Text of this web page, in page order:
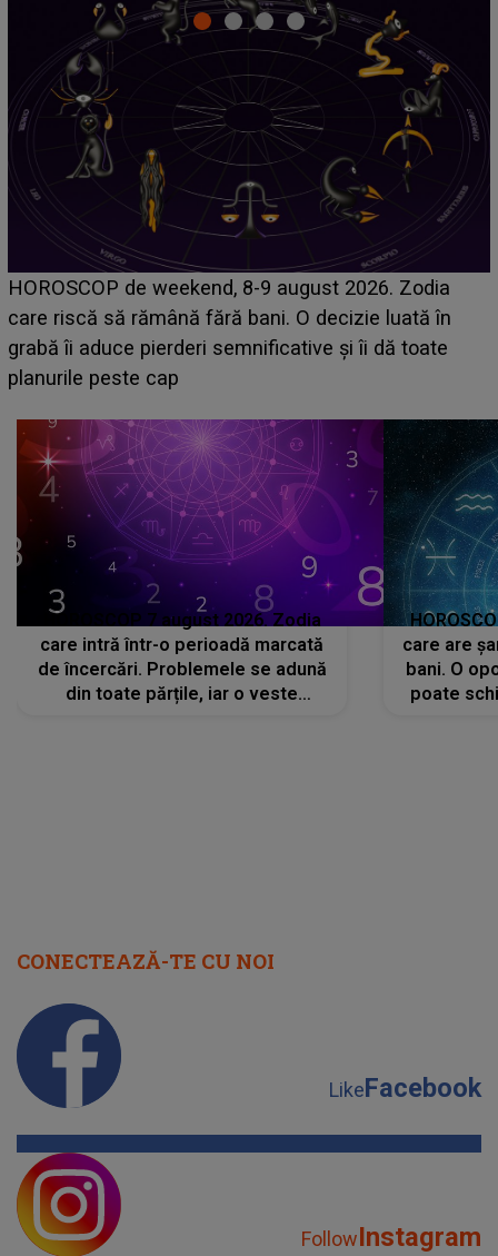
Emanuel a ținut ACEST DETALIU ASCUNS până
acum! În fața Alexandrei, concurentul din Casa Iubirii
face o MĂRTURISIRE NEAȘTEPTATĂ despre mama
sa: "I-am spus și ei în față, eu nu te iubesc pentru
HOROSCOP 7 august 2026. Zodia
care intră într-o perioadă marcată
de încercări. Problemele se adună
din toate părțile, iar o veste
care are
bani. O
poate
CONECTEAZĂ-TE CU NOI
LikeFacebook
FollowInstagram